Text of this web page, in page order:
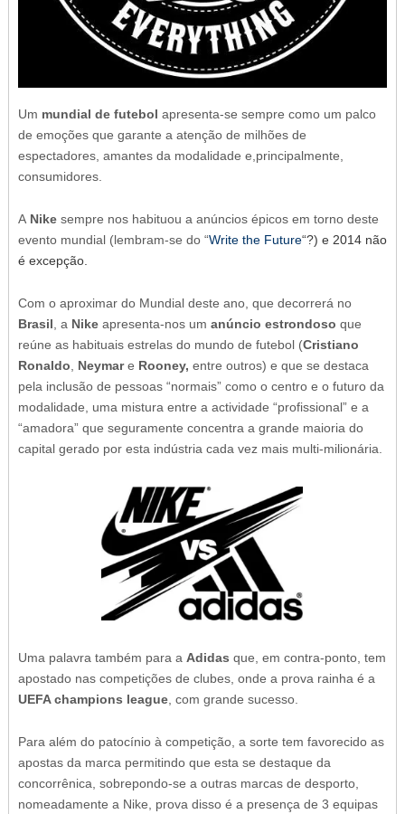
Um mundial de futebol apresenta-se sempre como um palco
de emoções que garante a atenção de milhões de
espectadores, amantes da modalidade e,principalmente,
consumidores.
A Nikesempre nos habituou a anúncios épicos em torno deste
evento mundial (lembram-se do “Write the Future“?) e 2014 não
é excepção.
Com o aproximar do Mundial deste ano, que decorrerá no
Brasil , a Nikeapresenta-nos um anúncio estrondoso que
reúne as habituais estrelas do mundo de futebol (Cristiano
Ronaldo
Neymare Rooney, entre outros) e que se destaca
pela inclusão de pessoas “normais” como o centro e o futuro da
modalidade, uma mistura entre a actividade “profissional” e a
“amadora” que seguramente concentra a grande maioria do
capital gerado por esta indústria cada vez mais multi-milionária.
Uma palavra também para a Adidas que, em contra-ponto, tem
apostado nas competições de clubes, onde a prova rainha é a
UEFA champions league, com grande sucesso.
Para além do patocínio à competição, a sorte tem favorecido as
apostas da marca permitindo que esta se destaque da
concorrênica, sobrepondo-se a outras marcas de desporto,
nomeadamente a Nike, prova disso é a presença de 3 equipas